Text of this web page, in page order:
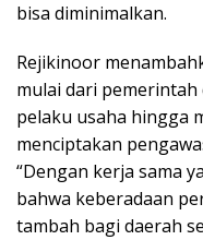
bisa diminimalkan.
Rejikinoor
mulai dari
pelaku usaha hingga
menciptakan
“Dengan kerja sama
bahwa keberadaan
tambah bagi daerah